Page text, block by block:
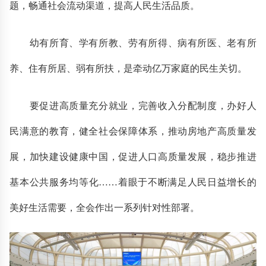
题，畅通社会流动渠道，提高人民生活品质。
幼有所育、学有所教、劳有所得、病有所医、老有所
养、住有所居、弱有所扶，是牵动亿万家庭的民生关切。
要促进高质量充分就业，完善收入分配制度，办好人
民满意的教育，健全社会保障体系，推动房地产高质量发
展，加快建设健康中国，促进人口高质量发展，稳步推进
基本公共服务均等化……着眼于不断满足人民日益增长的
美好生活需要，全会作出一系列针对性部署。